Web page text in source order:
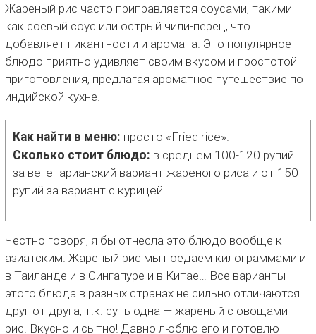
Жареный рис часто приправляется соусами, такими
как соевый соус или острый чили-перец, что
добавляет пикантности и аромата. Это популярное
блюдо приятно удивляет своим вкусом и простотой
приготовления, предлагая ароматное путешествие по
индийской кухне.
Как найти в меню: просто «Fried rice».
Сколько стоит блюдо: в среднем 100-120 рупий
за вегетарианский вариант жареного риса и от 150
рупий за вариант с курицей.
Честно говоря, я бы отнесла это блюдо вообще к
азиатским. Жареный рис мы поедаем килограммами и
в Таиланде и в Сингапуре и в Китае… Все варианты
этого блюда в разных странах не сильно отличаются
друг от друга, т.к. суть одна — жареный с овощами
рис. Вкусно и сытно! Давно люблю его и готовлю